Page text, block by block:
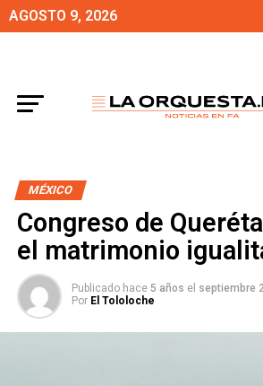
AGOSTO 9, 2026
MÉXICO
Congreso de
el matrimonio
Publicado hace 5 años el septiembre
Por El Tololoche